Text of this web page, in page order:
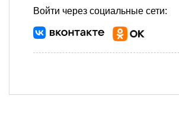
Войти через социальные сети: